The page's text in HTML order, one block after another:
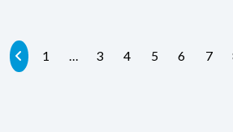
1 … 3 4 5 6 7